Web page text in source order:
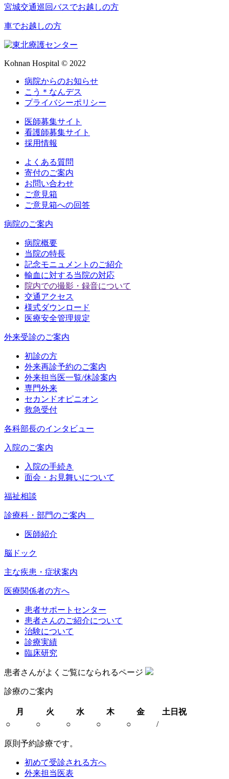
宮城交通巡回バスでお越しの方
車でお越しの方
Kohnan Hospital © 2022
病院からのお知らせ
こう＊なんデス
プライバシーポリシー
医師募集サイト
看護師募集サイト
採用情報
よくある質問
寄付のご案内
お問い合わせ
ご意見箱
ご意見箱への回答
病院のご案内
病院概要
当院の特長
記念モニュメントのご紹介
輸血に対する当院の対応
院内での撮影・録音について
交通アクセス
様式ダウンロード
医療安全管理規定
外来受診のご案内
初診の方
外来再診予約のご案内
外来担当医一覧/休診案内
専門外来
セカンドオピニオン
救急受付
各科部長のインタビュー
入院のご案内
入院の手続き
面会・お見舞いについて
福祉相談
診療科・部門のご案内
医師紹介
脳ドック
主な疾患・症状案内
医療関係者の方へ
患者サポートセンター
患者さんのご紹介について
治験について
診療実績
臨床研究
患者さんがよくご覧になられるページ
診療のご案内
月 火 水 木 金
土日祝
○
○ ○ ○ ○ /
原則予約診療です。
初めて受診される方へ
外来担当医表